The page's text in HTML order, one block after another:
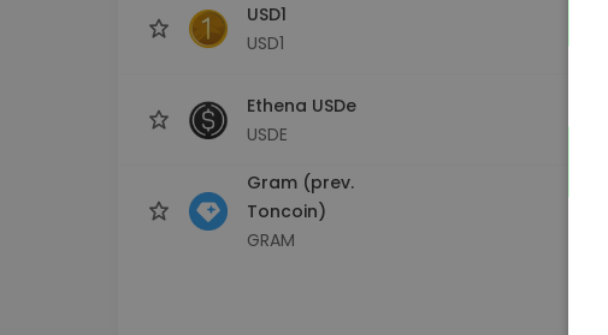
USD1
USD1
Ethena USDe
USDE
Gram (prev.
Toncoin)
GRAM